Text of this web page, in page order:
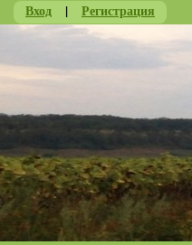
Вход | Регистрация